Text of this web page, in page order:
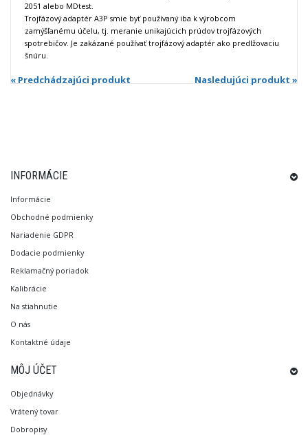
2051 alebo MDtest.
Trojfázový adaptér A3P smie byť používaný iba k výrobcom
zamýšľanému účelu, tj. meranie unikajúcich prúdov trojfázových
spotrebičov. Je zakázané používať trojfázový adaptér ako predlžovaciu
šnúru.
« Predchádzajúci produkt Nasledujúci produkt »
INFORMÁCIE
Informácie
Obchodné podmienky
Nariadenie GDPR
Dodacie podmienky
Reklamačný poriadok
Kalibrácie
Na stiahnutie
O nás
Kontaktné údaje
MÔJ ÚČET
Objednávky
Vrátený tovar
Dobropisy